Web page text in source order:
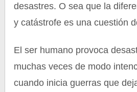
desastres. O sea que la
y catástrofe es una cuestión
El ser humano provoca
muchas veces de modo
cuando inicia guerras que